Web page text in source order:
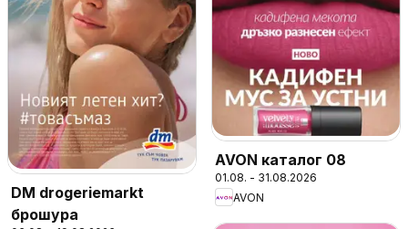
DM drogeriemarkt
брошура
AVON каталог 08
01.08. - 31.08.2026
AVON